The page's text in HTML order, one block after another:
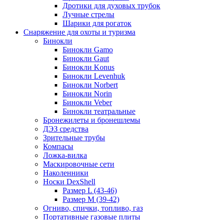
Дротики для духовых трубок
Лучные стрелы
Шарики для рогаток
Снаряжение для охоты и туризма
Бинокли
Бинокли Gamo
Бинокли Gaut
Бинокли Konus
Бинокли Levenhuk
Бинокли Norbert
Бинокли Norin
Бинокли Veber
Бинокли театральные
Бронежилеты и бронешлемы
ДЭЗ средства
Зрительные трубы
Компасы
Ложка-вилка
Маскировочные сети
Наколенники
Носки DexShell
Размер L (43-46)
Размер M (39-42)
Огниво, спички, топливо, газ
Портативные газовые плиты